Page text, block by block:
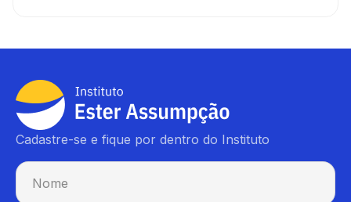
Cadastre-se e fique por dentro do Instituto